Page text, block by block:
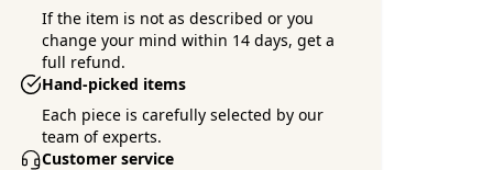
If the item is not as described or you
change your mind within 14 days, get a
full refund.
Hand-picked items
Each piece is carefully selected by our
team of experts.
Customer service